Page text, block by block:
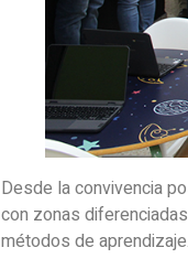
Desde la convivencia
con zonas
métodos de aprendizaje.